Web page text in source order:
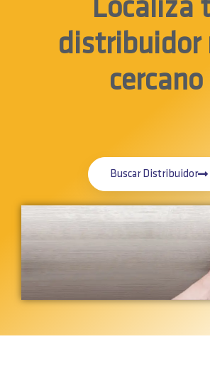
Localiza
distribuidor
cercano
Buscar Distribuidor